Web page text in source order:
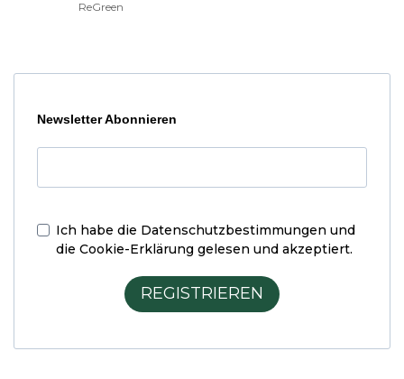
ReGreen
Newsletter Abonnieren
Ich habe die Datenschutzbestimmungen und
die Cookie-Erklärung gelesen und akzeptiert.
REGISTRIEREN